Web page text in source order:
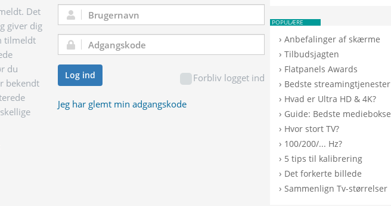
Det
giver dig
tilmeldt
du
bekendt
Brugernavn:
Adgangskode:
Forbliv logget ind
Log ind
Jeg har glemt min adgangskode
POPULÆRE
›Anbefalinger af skærme
›Tilbudsjagten
› Flatpanels Awards
› Bedste streamingtjenester
› Hvad er Ultra HD & 4K?
› Guide: Bedste mediebokse
› Hvor stort TV?
› 100/200/... Hz?
› 5 tips til kalibrering
› Det forkerte billede
›Sammenlign Tv-størrelser